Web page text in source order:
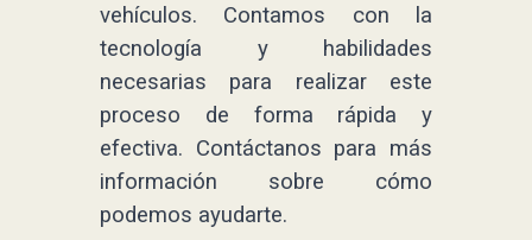
vehículos. Contamos con la
tecnología y habilidades
necesarias para realizar este
proceso de forma rápida y
efectiva. Contáctanos para más
información sobre cómo
podemos ayudarte.